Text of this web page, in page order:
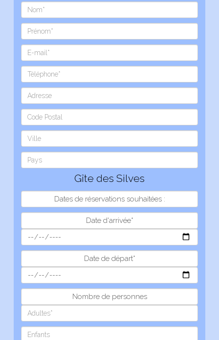
Gîte des Silves
Dates de réservations souhaitées :
Date d'arrivée*
Date de départ*
Nombre de personnes